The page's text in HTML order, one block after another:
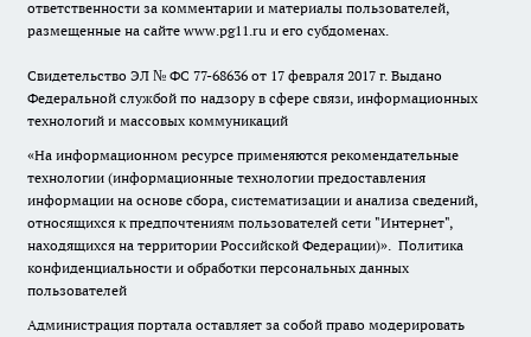
ответственности за комментарии и материалы пользователей,
размещенные на сайте www.pg11.ru и его субдоменах.
Свидетельство ЭЛ № ФС 77-68636 от 17 февраля 2017 г. Выдано
Федеральной службой по надзору в сфере связи, информационных
технологий и массовых коммуникаций
«На информационном ресурсе применяются рекомендательные
технологии (информационные технологии предоставления
информации на основе сбора, систематизации и анализа сведений,
относящихся к предпочтениям пользователей сети "Интернет",
находящихся на территории Российской Федерации)». Политика
конфиденциальности и обработки персональных данных
пользователей
Администрация портала оставляет за собой право модерировать